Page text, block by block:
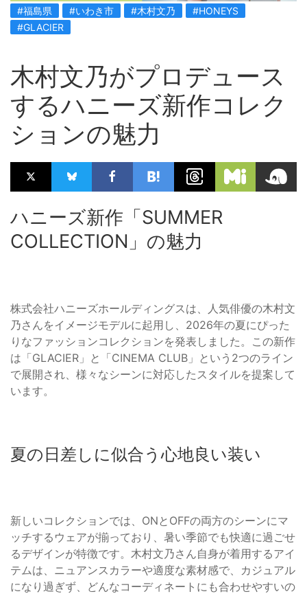
#福島県 #いわき市 #木村文乃
#HONEYS
#GLACIER
木村文乃がプロデュース
するハニーズ新作コレク
ションの魅力
ハニーズ新作「SUMMER
COLLECTION」の魅力
株式会社ハニーズホールディングスは、人気俳優の木村文
乃さんをイメージモデルに起用し、2026年の夏にぴった
りなファッションコレクションを発表しました。この新作
は「GLACIER」と「CINEMA CLUB」という2つのライン
で展開され、様々なシーンに対応したスタイルを提案して
います。
夏の日差しに似合う心地良い装い
新しいコレクションでは、ONとOFFの両方のシーンにマ
ッチするウェアが揃っており、暑い季節でも快適に過ごせ
るデザインが特徴です。木村文乃さん自身が着用するアイ
テムは、ニュアンスカラーや適度な素材感で、カジュアル
になり過ぎず、どんなコーディネートにも合わせやすいの